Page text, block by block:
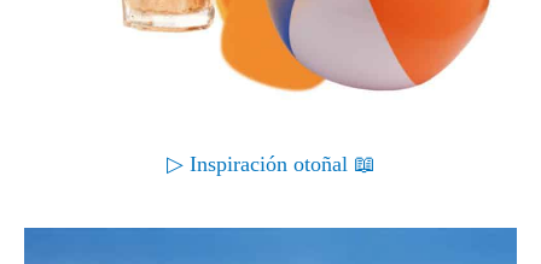
▷ Inspiración otoñal 📖